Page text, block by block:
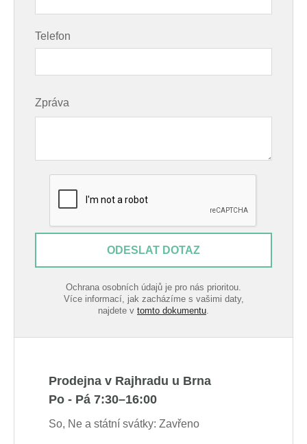
Telefon
Zpráva
ODESLAT DOTAZ
Ochrana osobních údajů je pro nás prioritou.
Více informací, jak zacházíme s vašimi daty,
najdete v tomto dokumentu
Prodejna v Rajhradu u Brna
Po - Pá 7:30–16:00
So, Ne a státní svátky: Zavřeno